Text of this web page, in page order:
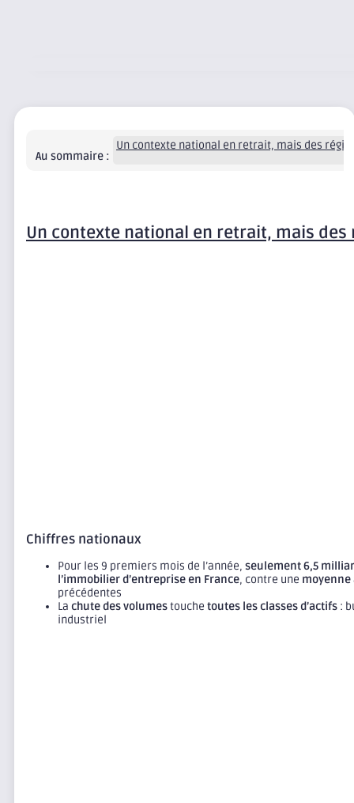
Au sommaire :
Un contexte national en retrait, mais des
Un contexte national en retrait, mais
Chiffres nationaux
Pour les 9 premiers mois de l’année, seulement 6,5
l’immobilier d’entreprise en France, contre une moyenne
précédentes
La chute des volumestouche toutes les classes d’actifs :
industriel